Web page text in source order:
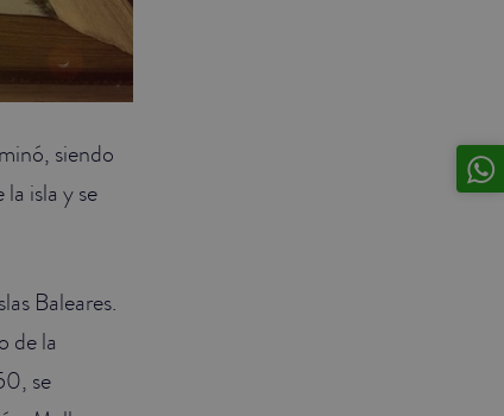
siendo
isla y se
Baleares.
de la
se